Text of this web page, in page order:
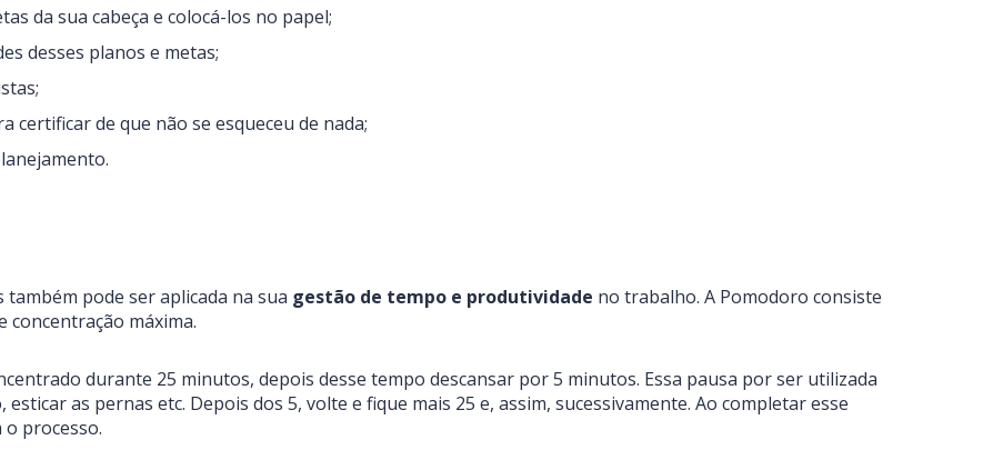
da sua cabeça e colocá-los no papel;
desses planos e metas;
de que não se esqueceu de nada;
pode ser aplicada na sua gestão de tempo e produtividade no trabalho. A Pomodoro consiste
concentração máxima.
durante 25 minutos, depois desse tempo descansar por 5 minutos. Essa pausa por ser utilizada
as pernas etc. Depois dos 5, volte e fique mais 25 e, assim, sucessivamente. Ao completar esse
processo.